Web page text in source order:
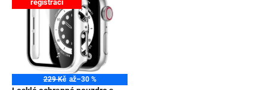
NOVINKY
registraci
229 Kč až–30 %